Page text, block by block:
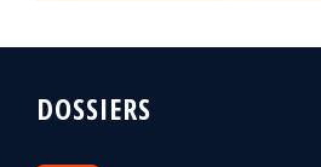
DOSSIERS